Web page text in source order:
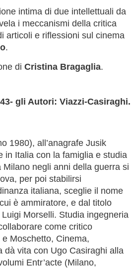
intima di due intellettuali da
i meccanismi della critica
articoli e riflessioni sul cinema
.
di Cristina Bragaglia.
gli Autori: Viazzi-Casiraghi.
1980), all’anagrafe Jusik
in Italia con la famiglia e studia
negli anni della guerra si
per poi stabilirsi
italiana, sceglie il nome
è ammiratore, e dal titolo
Morselli. Studia ingegneria
come critico
Moschetto, Cinema,
dà vita con Ugo Casiraghi alla
Entr’acte (Milano,